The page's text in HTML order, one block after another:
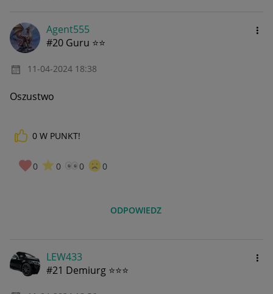
Agent555
#20 Guru ⭐⭐
‎11-04-2024 18:38
Oszustwo
0 W PUNKT!
0 0 0 0
ODPOWIEDZ
LEW433
#21 Demiurg ⭐⭐⭐